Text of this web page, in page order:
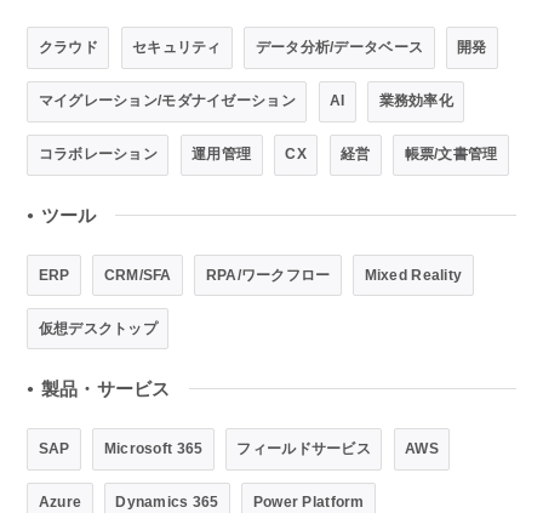
クラウド セキュリティ データ分析/データベース 開発
マイグレーション/モダナイゼーション AI 業務効率化
コラボレーション 運用管理 CX 経営 帳票/文書管理
● ツール
ERP CRM/SFA RPA/ワークフロー Mixed Reality
仮想デスクトップ
● 製品・サービス
SAP Microsoft 365 フィールドサービス AWS
Azure Dynamics 365 Power Platform